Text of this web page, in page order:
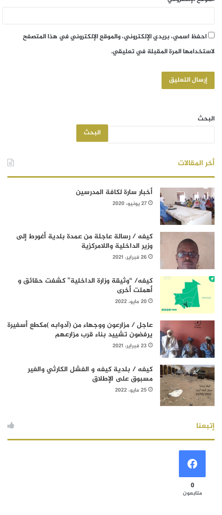
احفظ اسمي، بريدي الإلكتروني، والموقع الإلكتروني في هذا المتصفح
لاستخدامها المرة المقبلة في تعليقي.
البحث
البحث
أخر المقالات
أخبار سارة لكافة المدرسين
27 يونيو، 2020
كيفه / رسالة عاجلة من عمدة بلدية أغورط إلى
وزير الداخلية واللامركزية
26 فبراير، 2021
كيفه/ “وثيقة وزارة الداخلية” كشفت حقائق و
أهملت أخرى
20 مايو، 2022
عاجل / مزارعون ووجهاء من (آدوابه )مكطع أسفيرة
يرفضون تشييد بناء قرب مزارعهم
23 فبراير، 2021
كيفه / بلدية كيفه و الفشل الكارثي والغير
مسبوق على الإطلاق
25 مايو، 2022
إتبعنا
0
متابعون